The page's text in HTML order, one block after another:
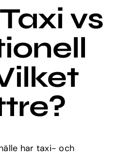
vs
har taxi- och